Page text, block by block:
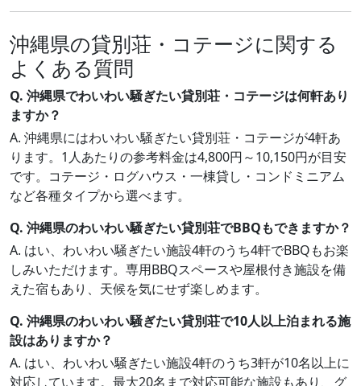
沖縄県の貸別荘・コテージに関する
よくある質問
Q. 沖縄県でわいわい騒ぎたい貸別荘・コテージは何軒あり
ますか？
A. 沖縄県にはわいわい騒ぎたい貸別荘・コテージが4軒あ
ります。1人あたりの参考料金は4,800円～10,150円が目安
です。コテージ・ログハウス・一棟貸し・コンドミニアム
など各種タイプから選べます。
Q. 沖縄県のわいわい騒ぎたい貸別荘でBBQもできますか？
A. はい、わいわい騒ぎたい施設4軒のうち4軒でBBQもお楽
しみいただけます。専用BBQスペースや屋根付き施設を備
えた宿もあり、天候を気にせず楽しめます。
Q. 沖縄県のわいわい騒ぎたい貸別荘で10人以上泊まれる施
設はありますか？
A. はい、わいわい騒ぎたい施設4軒のうち3軒が10名以上に
対応しています。最大20名まで対応可能な施設もあり、グ